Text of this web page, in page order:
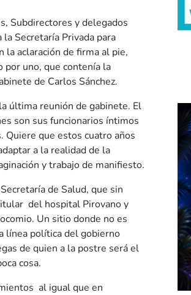
Subdirectores y delegados
Secretaría Privada para
la aclaración de firma al pie,
por uno, que contenía la
de Carlos Sánchez.
última reunión de gabinete. El
son sus funcionarios íntimos
que estos cuatro años
a la realidad de la
y trabajo de manifiesto.
de Salud, que sin
del hospital Pirovano y
Un sitio donde no es
línea política del gobierno
de quien a la postre será el
cosa.
al igual que en